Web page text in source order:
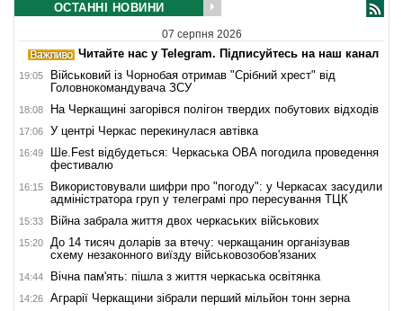
ОСТАННІ НОВИНИ
07 серпня 2026
Читайте нас у Telegram. Підписуйтесь на наш канал
19:05
Військовий із Чорнобая отримав "Срібний хрест" від
Головнокомандувача ЗСУ
18:08 На Черкащині загорівся полігон твердих побутових відходів
17:06 У центрі Черкас перекинулася автівка
16:49
Ше.Fest відбудеться: Черкаська ОВА погодила проведення
фестивалю
16:15
Використовували шифри про "погоду": у Черкасах засудили
адміністратора груп у телеграмі про пересування ТЦК
15:33 Війна забрала життя двох черкаських військових
15:20
До 14 тисяч доларів за втечу: черкащанин організував
схему незаконного виїзду військовозобов'язаних
14:44 Вічна пам'ять: пішла з життя черкаська освітянка
14:26 Аграрії Черкащини зібрали перший мільйон тонн зерна